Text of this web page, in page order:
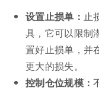
设置止损单： 止
具，它可以限制
置好止损单，并
更大的损失。
控制仓位规模：